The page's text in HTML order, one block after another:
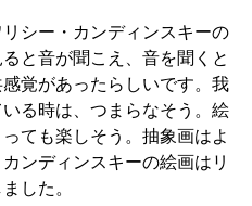
シー・カンディンスキーの
と音が聞こえ、音を聞くと
覚があったらしいです。我
る時は、つまらなそう。絵
ても楽しそう。抽象画はよ
ンディンスキーの絵画はリ
した。